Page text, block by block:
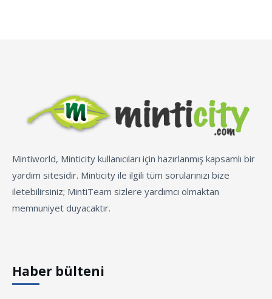
Mintiworld, Minticity kullanıcıları için hazırlanmış kapsamlı bir
yardım sitesidir. Minticity ile ilgili tüm sorularınızı bize
iletebilirsiniz; MintiTeam sizlere yardımcı olmaktan
memnuniyet duyacaktır.
Haber bülteni